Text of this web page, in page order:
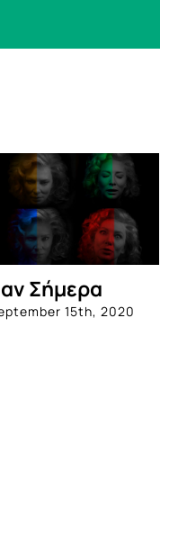
Σήμερα
15th, 2020